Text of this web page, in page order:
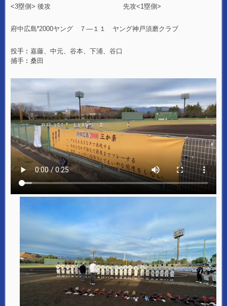
<3塁側> 後攻 先攻<1塁側>
府中広島❜2000ヤング ７―１１ ヤング神戸須磨クラブ
投手︰嘉藤、中元、谷本、下浦、谷口
捕手︰桑田